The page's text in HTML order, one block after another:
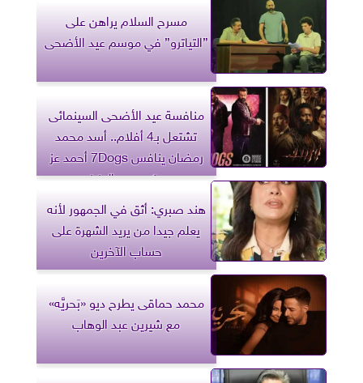
مسرح السلام يراهن على
”التياترو” في موسم عيد الأضحى
منافسة عيد الأضحى السينمائى
تشتعل بـ4 أفلام.. أسد محمد
رمضان ينافس 7Dogs أحمد عز
وكريم عبدالعزيز
هند صبري: أثق في الجمهور لأنه
يعلم جيدا من يريد الشهرة على
حساب الآخرين
محمد حماقى يطرح ديو «بَحريَّه»
مع شيرين عبد الوهاب